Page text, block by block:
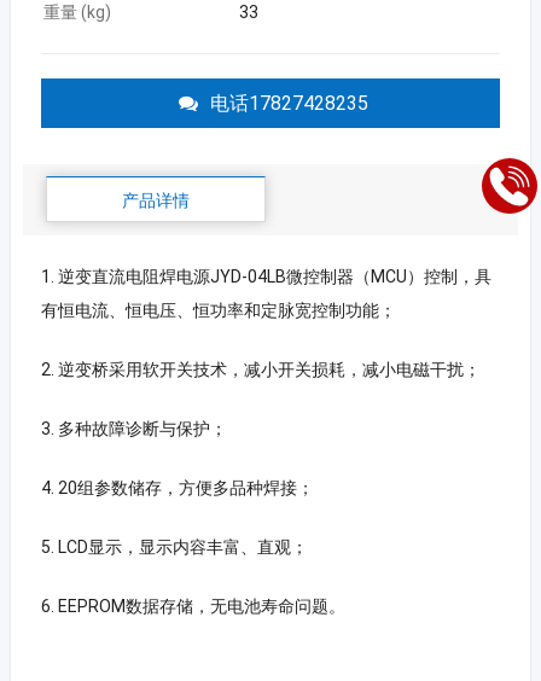
重量 (kg)
33
电话17827428235
产品详情
1. 逆变直流电阻焊电源JYD-04LB微控制器（MCU）控制，具
有恒电流、恒电压、恒功率和定脉宽控制功能；
2. 逆变桥采用软开关技术，减小开关损耗，减小电磁干扰；
3. 多种故障诊断与保护；
4. 20组参数储存，方便多品种焊接；
5. LCD显示，显示内容丰富、直观；
6. EEPROM数据存储，无电池寿命问题。